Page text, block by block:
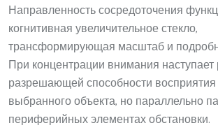
Направленность сосредоточения
когнитивная увеличительное стекло,
трансформирующая масштаб и
При концентрации внимания наступает
разрешающей способности
выбранного объекта, но параллельно
периферийных элементах обстановки.